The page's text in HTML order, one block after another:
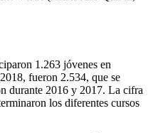
1.263 jóvenes en
fueron 2.534, que se
durante 2016 y 2017. La cifra
los diferentes cursos